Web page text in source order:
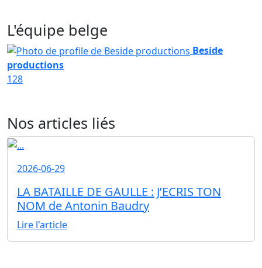
L'équipe belge
Beside
productions
128
Nos articles liés
2026-06-29
LA BATAILLE DE GAULLE : J’ECRIS TON
NOM de Antonin Baudry
Lire l'article